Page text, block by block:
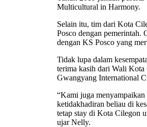
Multicultural in Harmony.
Selain itu, tim dari Kota
Posco dengan pemerintah.
dengan KS Posco yang
Tidak lupa dalam
terima kasih dari Wali
Gwangyang International
“Kami juga
ketidakhadiran beliau di
tetap stay di Kota Cilegon
ujar Nelly.